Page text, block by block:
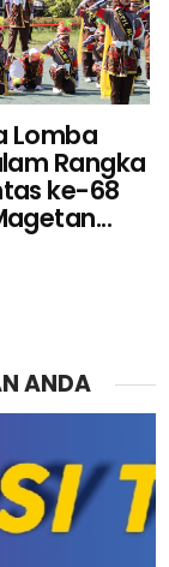
Lomba
Rangka
ke-68
ANDA